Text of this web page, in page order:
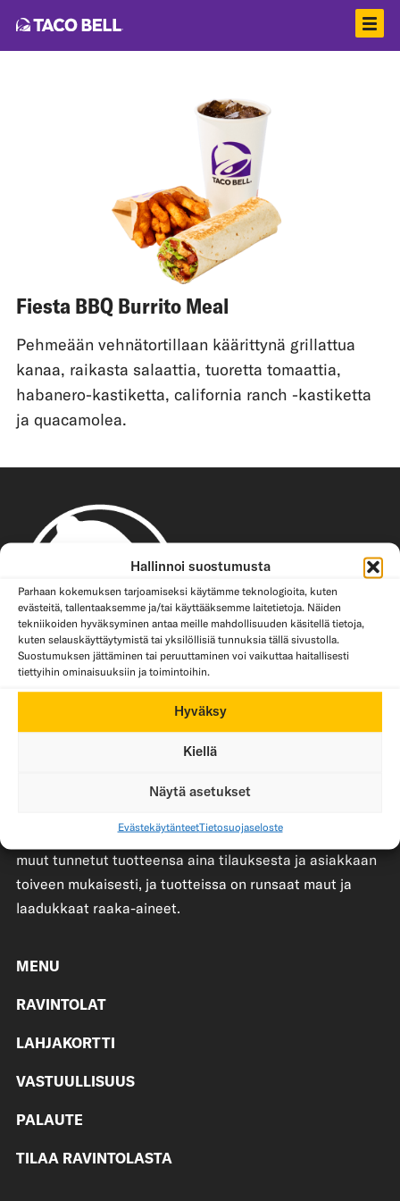
Hallinnoi suostumusta
Parhaan kokemuksen tarjoamiseksi käytämme teknologioita, kuten
evästeitä, tallentaaksemme ja/tai käyttääksemme laitetietoja. Näiden
tekniikoiden hyväksyminen antaa meille mahdollisuuden käsitellä tietoja,
kuten selauskäyttäytymistä tai yksilöllisiä tunnuksia tällä sivustolla.
Suostumuksen jättäminen tai peruuttaminen voi vaikuttaa haitallisesti
tiettyihin ominaisuuksiin ja toimintoihin.
Hyväksy
Kiellä
Näytä asetukset
EvästekäytänteetTietosuojaseloste
Fiesta BBQ Burrito Meal
Pehmeään vehnätortillaan käärittynä grillattua
kanaa, raikasta salaattia, tuoretta tomaattia,
habanero-kastiketta, california ranch -kastiketta
ja quacamolea.
2017 lähtien. Taco Bell valmistaa taconsa, burritonsa ja
muut tunnetut tuotteensa aina tilauksesta ja asiakkaan
toiveen mukaisesti, ja tuotteissa on runsaat maut ja
laadukkaat raaka-aineet.
MENU
RAVINTOLAT
LAHJAKORTTI
VASTUULLISUUS
PALAUTE
TILAA RAVINTOLASTA